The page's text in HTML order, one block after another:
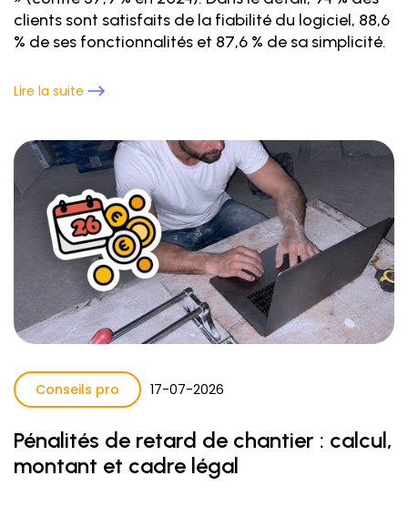
clients sont satisfaits de la fiabilité du logiciel, 88,6
% de ses fonctionnalités et 87,6 % de sa simplicité.
Lire la suite
Conseils pro 17-07-2026
Pénalités de retard de chantier : calcul,
montant et cadre légal